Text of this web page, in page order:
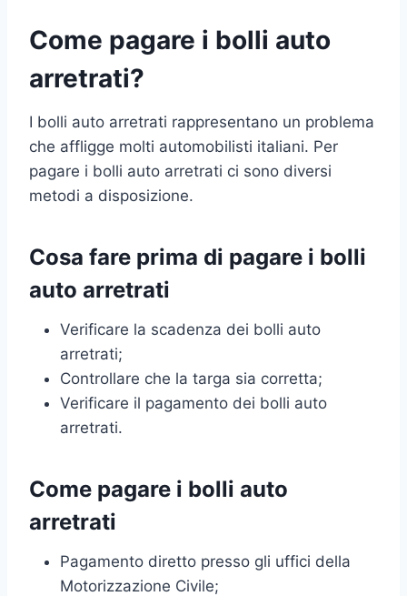
Come pagare i bolli auto
arretrati?
I bolli auto arretrati rappresentano un problema
che affligge molti automobilisti italiani. Per
pagare i bolli auto arretrati ci sono diversi
metodi a disposizione.
Cosa fare prima di pagare i bolli
auto arretrati
Verificare la scadenza dei bolli auto
arretrati;
Controllare che la targa sia corretta;
Verificare il pagamento dei bolli auto
arretrati.
Come pagare i bolli auto
arretrati
Pagamento diretto presso gli uffici della
Motorizzazione Civile;